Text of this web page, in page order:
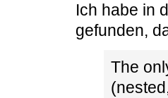
Ich habe in
gefunden,
The